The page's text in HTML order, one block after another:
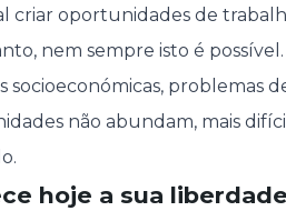
criar oportunidades de
nem sempre isto é
socioeconómicas, problemas
não abundam, mais
hoje a sua